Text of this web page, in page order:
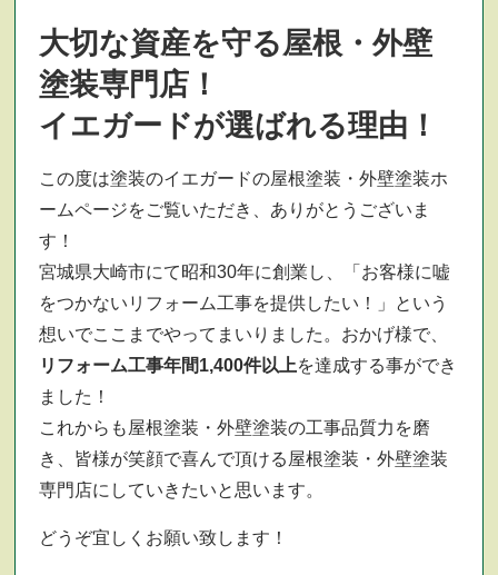
大切な資産を守る屋根・外壁
塗装専門店！
イエガードが選ばれる理由！
この度は塗装のイエガードの屋根塗装・外壁塗装ホ
ームページをご覧いただき、ありがとうございま
す！
宮城県大崎市にて昭和30年に創業し、「お客様に嘘
をつかないリフォーム工事を提供したい！」という
想いでここまでやってまいりました。おかげ様で、
リフォーム工事年間1,400件以上を達成する事ができ
ました！
これからも屋根塗装・外壁塗装の工事品質力を磨
き、皆様が笑顔で喜んで頂ける屋根塗装・外壁塗装
専門店にしていきたいと思います。
どうぞ宜しくお願い致します！